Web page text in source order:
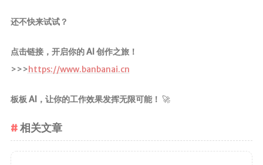
还不快来试试？
点击链接，开启你的 AI 创作之旅！
>>>https://www.banbanai.cn
板板 AI，让你的工作效果发挥无限可能！ 🚀
相关文章